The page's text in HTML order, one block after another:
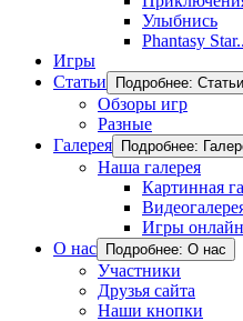
Улыбнись
Phantasy
Игры
Статьи
Подробнее: Статьи
Обзоры игр
Разные
Галерея
Подробнее:
Наша галерея
Картинная
Игры онлайн
О нас
Подробнее: О нас
Участники
Друзья сайта
Наши кнопки